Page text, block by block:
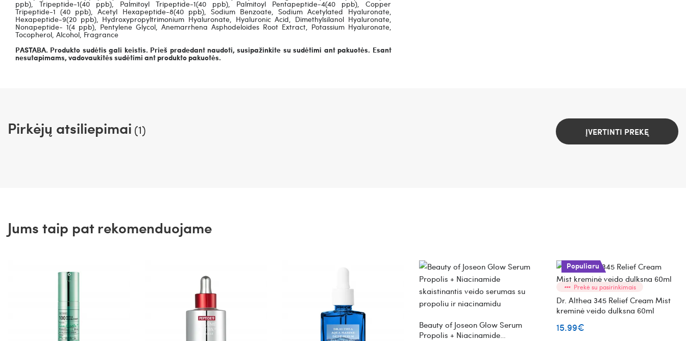
ppb), Tripeptide-1(40 ppb), Palmitoyl Tripeptide-1(40 ppb), Palmitoyl Pentapeptide-4(40 ppb), Copper
Tripeptide-1 (40 ppb), Acetyl Hexapeptide-8(40 ppb), Sodium Benzoate, Sodium Acetylated Hyaluronate,
Hexapeptide-9(20 ppb), Hydroxypropyltrimonium Hyaluronate, Hyaluronic Acid, Dimethylsilanol Hyaluronate,
Nonapeptide- 1(4 ppb), Pentylene Glycol, Anemarrhena Asphodeloides Root Extract, Potassium Hyaluronate,
Tocopherol, Alcohol, Fragrance
PASTABA. Produkto sudėtis gali keistis. Prieš pradedant naudoti, susipažinkite su sudėtimi ant pakuotės. Esant
nesutapimams, vadovaukitės sudėtimi ant produkto pakuotės.
Pirkėjų atsiliepimai (1) ĮVERTINTI PREKĘ
Jums taip pat rekomenduojame
Beauty of Joseon Glow Serum
Propolis + Niacinamide
Populiaru
Prekė su pasirinkimais
Dr. Althea 345 Relief Cream Mist
kreminė veido dulksna 60ml
15.99€